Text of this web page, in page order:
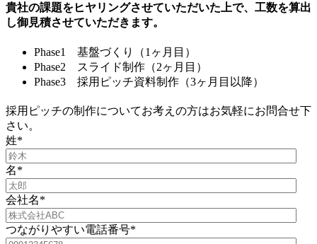
貴社の課題をヒヤリングさせていただいた上で、工数を算出
し御見積させていただきます。
Phase1 基盤づくり（1ヶ月目）
Phase2 スライド制作（2ヶ月目）
Phase3 採用ピッチ資料制作（3ヶ月目以降）
採用ピッチの制作についてお考えの方はお気軽にお問合せ下
さい。
姓*
名*
会社名*
つながりやすい電話番号*